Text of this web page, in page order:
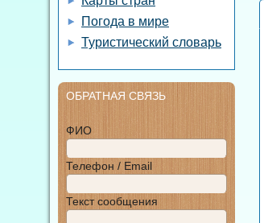
Погода в мире
Туристический словарь
ОБРАТНАЯ СВЯЗЬ
ФИО
Телефон / Email
Текст сообщения